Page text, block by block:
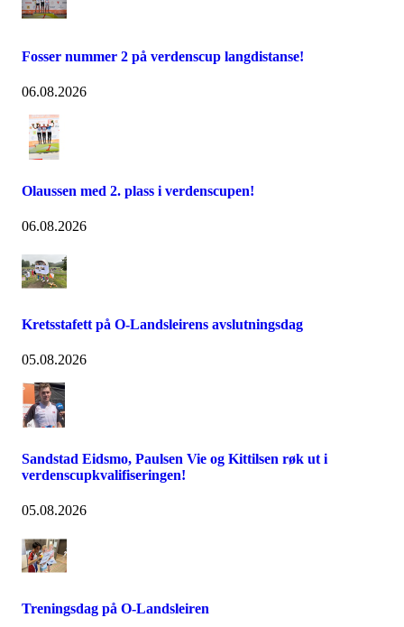
Fosser nummer 2 på verdenscup langdistanse!
06.08.2026
Olaussen med 2. plass i verdenscupen!
06.08.2026
Kretsstafett på O-Landsleirens avslutningsdag
05.08.2026
Sandstad Eidsmo, Paulsen Vie og Kittilsen røk ut i
verdenscupkvalifiseringen!
05.08.2026
Treningsdag på O-Landsleiren